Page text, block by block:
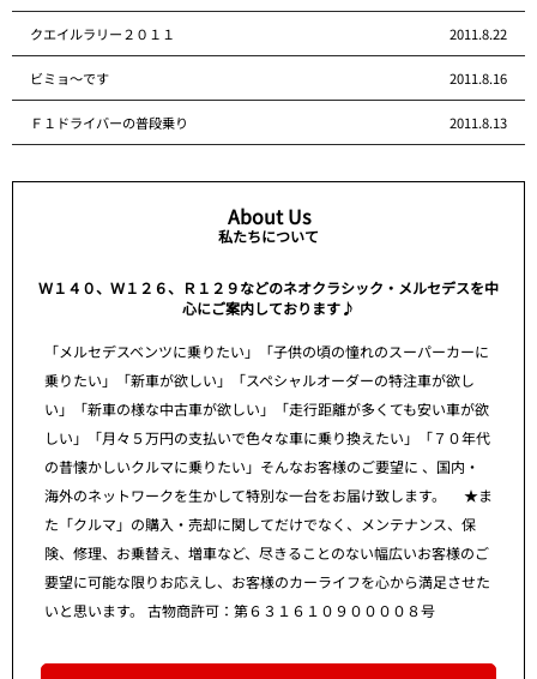
クエイルラリー２０１１ 2011.8.22
ビミョ～です 2011.8.16
Ｆ１ドライバーの普段乗り 2011.8.13
About Us
私たちについて
Ｗ１４０、Ｗ１２６、Ｒ１２９などのネオクラシック・メルセデスを中
心にご案内しております♪
「メルセデスベンツに乗りたい」「子供の頃の憧れのスーパーカーに
乗りたい」「新車が欲しい」「スペシャルオーダーの特注車が欲し
い」「新車の様な中古車が欲しい」「走行距離が多くても安い車が欲
しい」「月々５万円の支払いで色々な車に乗り換えたい」「７０年代
の昔懐かしいクルマに乗りたい」そんなお客様のご要望に 、国内・
海外のネットワークを生かして特別な一台をお届け致します。 ★ま
た「クルマ」の購入・売却に関してだけでなく、メンテナンス、保
険、修理、お乗替え、増車など、尽きることのない幅広いお客様のご
要望に可能な限りお応えし、お客様のカーライフを心から満足させた
いと思います。 古物商許可：第６３１６１０９００００８号